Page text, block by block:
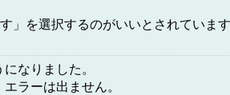
を選択するのがいいとされています
なりました。
エラーは出ません。